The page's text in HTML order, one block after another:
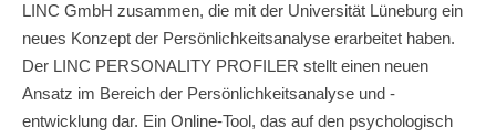
LINC GmbH zusammen, die mit der Universität Lüneburg ein
neues Konzept der Persönlichkeitsanalyse erarbeitet haben.
Der LINC PERSONALITY PROFILER stellt einen neuen
Ansatz im Bereich der Persönlichkeitsanalyse und -
entwicklung dar. Ein Online-Tool, das auf den psychologisch